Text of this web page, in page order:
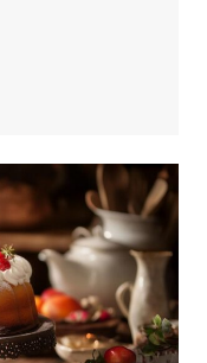
un beau choix